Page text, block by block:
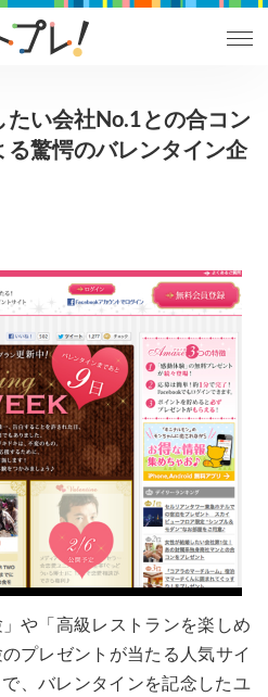
い会社No.1との合コン
驚愕のバレンタイン企
や「高級レストランを楽しめ
プレゼントが当たる人気サイ
で、バレンタインを記念したユ